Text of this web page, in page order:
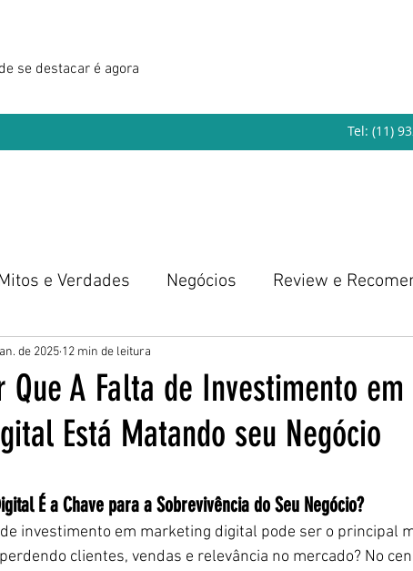
se destacar é agora
Tel: (11)
e Verdades Negócios Review e
Que A Falta de Investimento em
Está Matando seu Negócio
de 2025 12 min de leitura
estrelas.
É a Chave para a Sobrevivência do Seu Negócio?
investimento em marketing digital pode ser o principal
clientes, vendas e relevância no mercado? No